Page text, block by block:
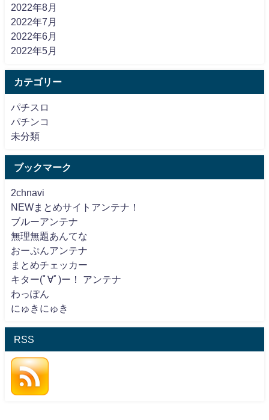
2022年8月
2022年7月
2022年6月
2022年5月
カテゴリー
パチスロ
パチンコ
未分類
ブックマーク
2chnavi
NEWまとめサイトアンテナ！
ブルーアンテナ
無理無題あんてな
おーぷんアンテナ
まとめチェッカー
キター(ﾟ∀ﾟ)ー！ アンテナ
わっぽん
にゅきにゅき
RSS